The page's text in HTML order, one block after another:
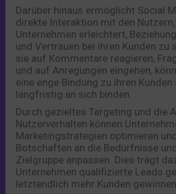
Darüber hinaus ermöglicht Social
direkte Interaktion mit den
Unternehmen erleichtert,
und Vertrauen bei ihren Kunden zu
sie auf Kommentare reagieren,
und auf Anregungen eingehen,
eine enge Bindung zu ihren
langfristig an sich binden.
Durch gezieltes Targeting und die
Nutzerverhalten können
Marketingstrategien optimieren
Botschaften an die Bedürfnisse
Zielgruppe anpassen. Dies trägt
Unternehmen qualifizierte Leads
letztendlich mehr Kunden gewinnen